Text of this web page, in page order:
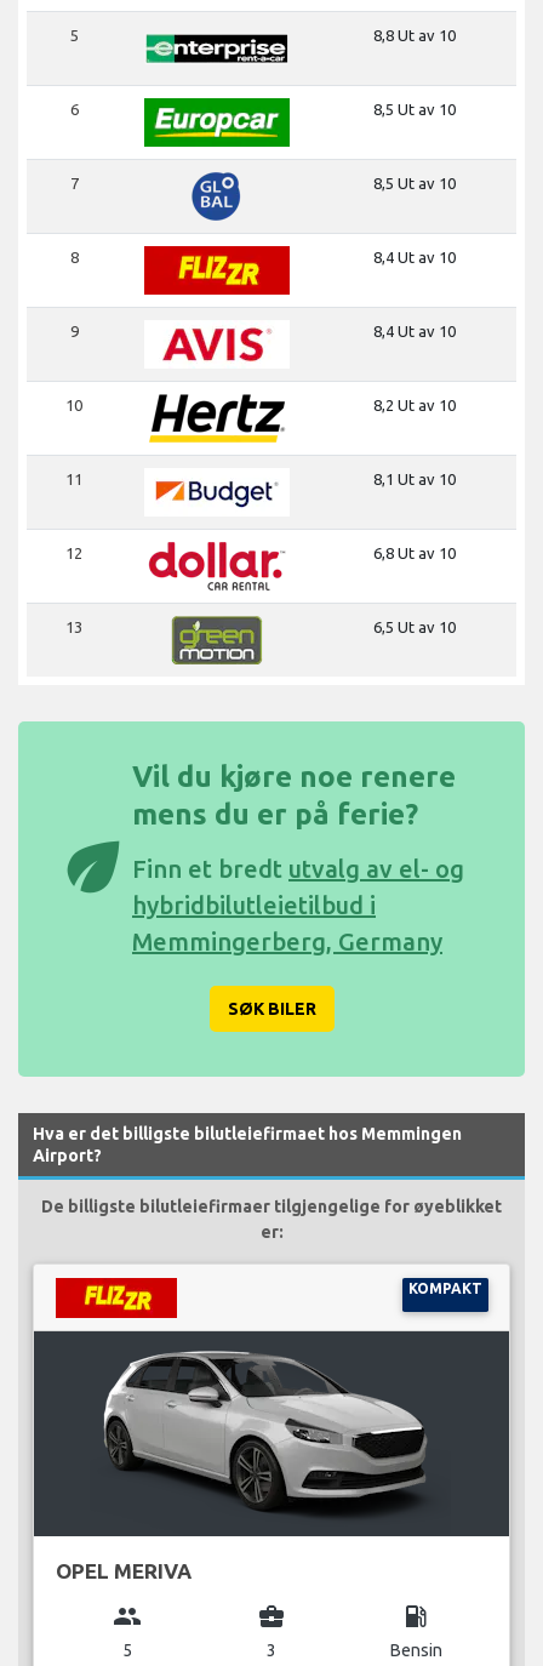
5 8,8 Ut av 10
6 8,5 Ut av 10
7 8,5 Ut av 10
8 8,4 Ut av 10
9 8,4 Ut av 10
10 8,2 Ut av 10
11 8,1 Ut av 10
12 6,8 Ut av 10
13 6,5 Ut av 10
eco
Vil du kjøre noe renere
mens du er på ferie?
Finn et bredt utvalg av el- og
hybridbilutleietilbud i
Memmingerberg, Germany
SØK BILER
Hva er det billigste bilutleiefirmaet hos Memmingen
Airport?
De billigste bilutleiefirmaer tilgjengelige for øyeblikket
er:
KOMPAKT
OPEL MERIVA
group
5
business_center
3
local_gas_station
Bensin